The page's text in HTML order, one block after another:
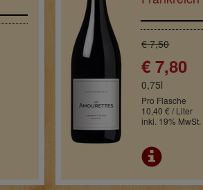
€ 7,50
€ 7,80
0,75l
Pro Flasche
10,40 € / Liter
inkl. 19% MwSt.